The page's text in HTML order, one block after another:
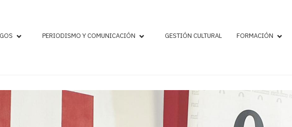
PERIODISMO Y COMUNICACIÓN GESTIÓN CULTURAL FORMACIÓN